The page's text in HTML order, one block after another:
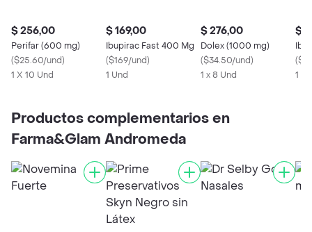
$ 256,00
Perifar (600 mg)
($25.60/und)
1 X 10 Und
$ 169,00
Ibupirac Fast 400 Mg
($169/und)
1 Und
$ 276,00
Dolex (1000 mg)
($34.50/und)
1 x 8 Und
$
(
1
Productos complementarios en
Farma&Glam Andromeda